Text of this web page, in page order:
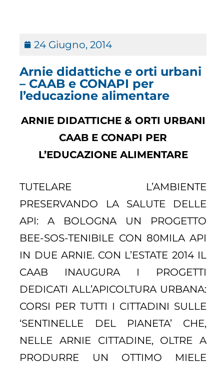
24 Giugno, 2014
Arnie didattiche e orti urbani
– CAAB e CONAPI per
l’educazione alimentare
ARNIE DIDATTICHE & ORTI URBANI
CAAB E CONAPI PER
L’EDUCAZIONE ALIMENTARE
TUTELARE L’AMBIENTE
PRESERVANDO LA SALUTE DELLE
API: A BOLOGNA UN PROGETTO
BEE-SOS-TENIBILE CON 80MILA API
IN DUE ARNIE. CON L’ESTATE 2014 IL
CAAB INAUGURA I PROGETTI
DEDICATI ALL’APICOLTURA URBANA:
CORSI PER TUTTI I CITTADINI SULLE
‘SENTINELLE DEL PIANETA’ CHE,
NELLE ARNIE CITTADINE, OLTRE A
PRODURRE UN OTTIMO MIELE